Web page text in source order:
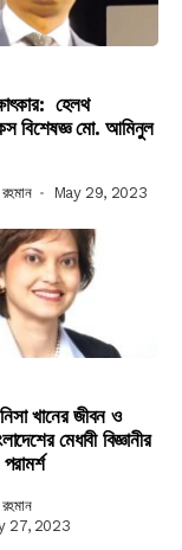
হেলথ
বিশেষজ্ঞ মো. আমিনুল
May 29, 2023
খানের জীবন ও
মেধাবী বিজ্ঞানীর
27, 2023